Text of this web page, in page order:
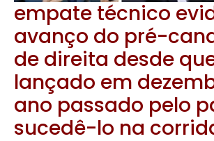
empate técnico
avanço do pré-
de direita desde
lançado em
ano passado pelo
sucedê-lo na